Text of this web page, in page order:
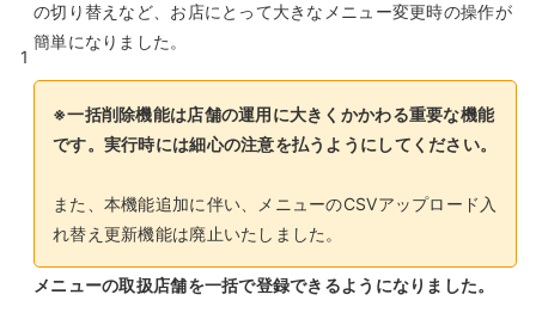
1
の切り替えなど、お店にとって大きなメニュー変更時の操作が
簡単になりました。
※一括削除機能は店舗の運用に大きくかかわる重要な機能
です。実行時には細心の注意を払うようにしてください。
また、本機能追加に伴い、メニューのCSVアップロード入
れ替え更新機能は廃止いたしました。
メニューの取扱店舗を一括で登録できるようになりました。